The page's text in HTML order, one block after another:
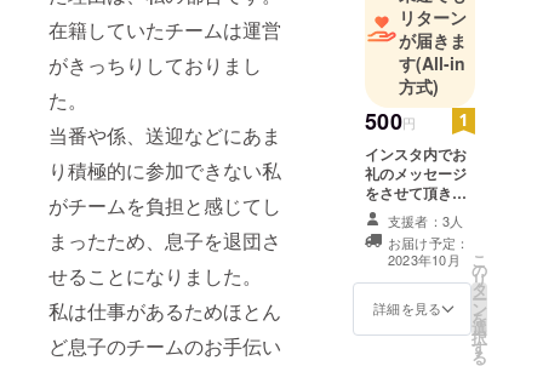
在籍していたチームは運営
がきっちりしておりまし
た。
当番や係、送迎などにあま
り積極的に参加できない私
がチームを負担と感じてし
まったため、息子を退団さ
せることになりました。
私は仕事があるためほとん
ど息子のチームのお手伝い
員で勉強中
です。チー
ム名の由来
は札幌市東
区の名産た
まねぎから
拝借しまし
た。インス
タに沢山写
真や動画を
載せている
ので是非見
てくださ
リターン
が届きま
す(All-in
方式)
500円
インスタ内でお
礼のメッセージ
をさせて頂きま
す。支援者：3人
お届け予定：
2023年10月
詳細を見る
こ
の
リ
タ
ー
ン
を
選
択
す
る